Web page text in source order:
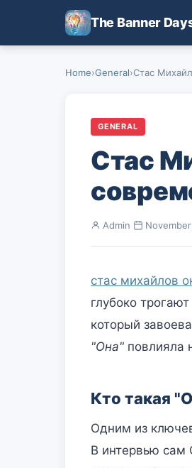
Skip to main content
The Banner
Home›General›Стас
GENERAL
Стас
Admin
стас михайлов
глубоко
который
"Она" повлияла
Кто такая
Одним из
В интервью сам